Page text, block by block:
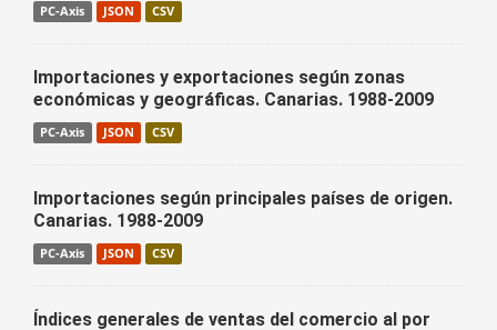
PC-Axis JSON CSV
Importaciones y exportaciones según zonas
económicas y geográficas. Canarias. 1988-2009
PC-Axis JSON CSV
Importaciones según principales países de origen.
Canarias. 1988-2009
PC-Axis JSON CSV
Índices generales de ventas del comercio al por